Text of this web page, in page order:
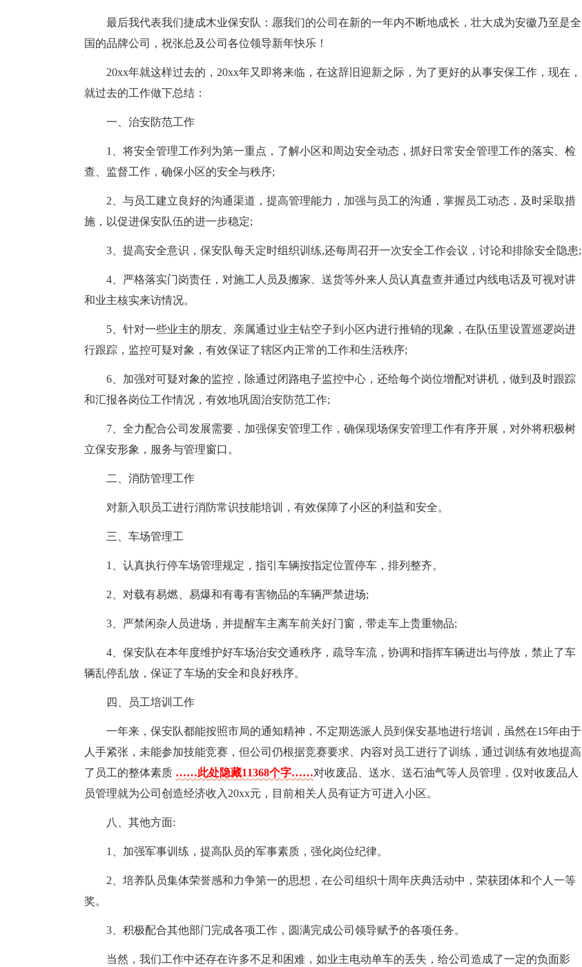
最后我代表我们捷成木业保安队：愿我们的公司在新的一年内不断地成长，壮大成为安徽乃至是全
国的品牌公司，祝张总及公司各位领导新年快乐！
20xx年就这样过去的，20xx年又即将来临，在这辞旧迎新之际，为了更好的从事安保工作，现在，
就过去的工作做下总结：
一、治安防范工作
1、将安全管理工作列为第一重点，了解小区和周边安全动态，抓好日常安全管理工作的落实、检
查、监督工作，确保小区的安全与秩序;
2、与员工建立良好的沟通渠道，提高管理能力，加强与员工的沟通，掌握员工动态，及时采取措
施，以促进保安队伍的进一步稳定;
3、提高安全意识，保安队每天定时组织训练,还每周召开一次安全工作会议，讨论和排除安全隐患;
4、严格落实门岗责任，对施工人员及搬家、送货等外来人员认真盘查并通过内线电话及可视对讲
和业主核实来访情况。
5、针对一些业主的朋友、亲属通过业主钻空子到小区内进行推销的现象，在队伍里设置巡逻岗进
行跟踪，监控可疑对象，有效保证了辖区内正常的工作和生活秩序;
6、加强对可疑对象的监控，除通过闭路电子监控中心，还给每个岗位增配对讲机，做到及时跟踪
和汇报各岗位工作情况，有效地巩固治安防范工作;
7、全力配合公司发展需要，加强保安管理工作，确保现场保安管理工作有序开展，对外将积极树
立保安形象，服务与管理窗口。
二、消防管理工作
对新入职员工进行消防常识技能培训，有效保障了小区的利益和安全。
三、车场管理工
1、认真执行停车场管理规定，指引车辆按指定位置停车，排列整齐。
2、对载有易燃、易爆和有毒有害物品的车辆严禁进场;
3、严禁闲杂人员进场，并提醒车主离车前关好门窗，带走车上贵重物品;
4、保安队在本年度维护好车场治安交通秩序，疏导车流，协调和指挥车辆进出与停放，禁止了车
辆乱停乱放，保证了车场的安全和良好秩序。
四、员工培训工作
一年来，保安队都能按照市局的通知精神，不定期选派人员到保安基地进行培训，虽然在15年由于
人手紧张，未能参加技能竞赛，但公司仍根据竞赛要求、内容对员工进行了训练，通过训练有效地提高
了员工的整体素质 ……此处隐藏11368个字……对收废品、送水、送石油气等人员管理，仅对收废品人
员管理就为公司创造经济收入20xx元，目前相关人员有证方可进入小区。
八、其他方面:
1、加强军事训练，提高队员的军事素质，强化岗位纪律。
2、培养队员集体荣誉感和力争第一的思想，在公司组织十周年庆典活动中，荣获团体和个人一等
奖。
3、积极配合其他部门完成各项工作，圆满完成公司领导赋予的各项任务。
当然，我们工作中还存在许多不足和困难，如业主电动单车的丢失，给公司造成了一定的负面影